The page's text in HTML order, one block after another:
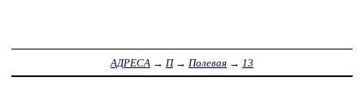
АДРЕСА → П→ Полевая → 13